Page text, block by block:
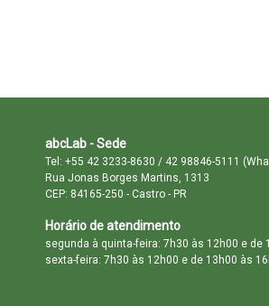
abcLab - Sede
Tel: +55 42 3233-8630 / 42 98846-5111
Rua Jonas Borges Martins, 1313
CEP: 84165-250 - Castro - PR
Horário de atendimento
segunda à quinta-feira: 7h30 às 12h00 e de
sexta-feira: 7h30 às 12h00 e de 13h00 às